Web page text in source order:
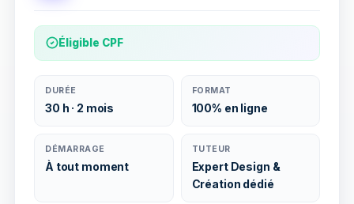
Éligible CPF
DURÉE
30 h · 2 mois
FORMAT
100% en ligne
DÉMARRAGE
À tout moment
TUTEUR
Expert Design &
Création dédié